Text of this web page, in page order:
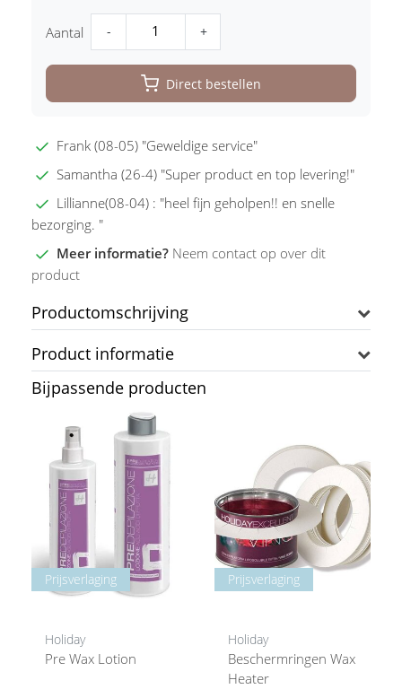
Aantal - +
Direct bestellen
Frank (08-05) "Geweldige service"
Samantha (26-4) "Super product en top levering!"
Lillianne(08-04) : "heel fijn geholpen!! en snelle
bezorging. "
Meer informatie? Neem contact op over dit
product
Productomschrijving
Product informatie
Bijpassende producten
Prijsverlaging
Holiday
Pre Wax Lotion
Prijsverlaging
Holiday
Beschermringen Wax
Heater